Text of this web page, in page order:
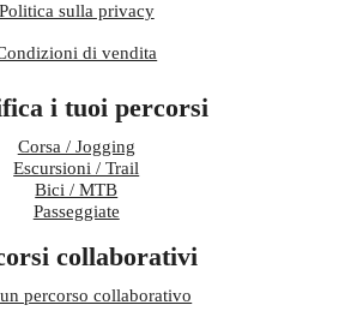
Politica sulla privacy
di vendita
i tuoi percorsi
Corsa / Jogging
Escursioni / Trail
Bici / MTB
Passeggiate
collaborativi
percorso collaborativo